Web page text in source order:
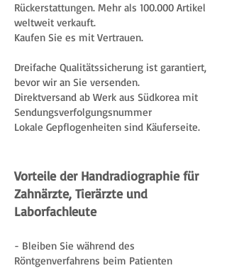
Rückerstattungen. Mehr als 100.000 Artikel
weltweit verkauft.
Kaufen Sie es mit Vertrauen.
Dreifache Qualitätssicherung ist garantiert,
bevor wir an Sie versenden.
Direktversand ab Werk aus Südkorea mit
Sendungsverfolgungsnummer
Lokale Gepflogenheiten sind Käuferseite.
Vorteile der Handradiographie für
Zahnärzte, Tierärzte und
Laborfachleute
- Bleiben Sie während des
Röntgenverfahrens beim Patienten